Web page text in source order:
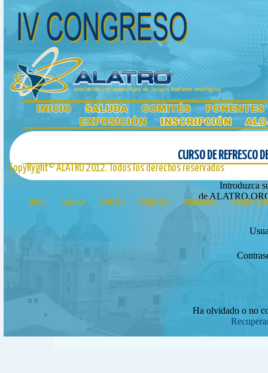
CURSO DE REFRESCO
Introduzca
de
Ha olvidado o no
CopyRyght© ALATRO 2012. Todos los derechos reservados
INICIO SALUDA COMITÉS PONENTES PROGRAMA